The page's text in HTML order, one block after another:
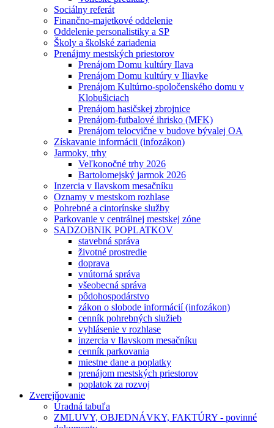
Sociálny referát
Finančno-majetkové oddelenie
Oddelenie personalistiky a SP
Školy a školské zariadenia
Prenájmy mestských priestorov
Prenájom Domu kultúry Ilava
Prenájom Domu kultúry v Iliavke
Prenájom Kultúrno-spoločenského domu v
Klobušiciach
Prenájom hasičskej zbrojnice
Prenájom-futbalové ihrisko (MFK)
Prenájom telocvične v budove bývalej OA
Získavanie informácii (infozákon)
Jarmoky, trhy
Veľkonočné trhy 2026
Bartolomejský jarmok 2026
Inzercia v Ilavskom mesačníku
Oznamy v mestskom rozhlase
Pohrebné a cintorínske služby
Parkovanie v centrálnej mestskej zóne
SADZOBNIK POPLATKOV
stavebná správa
životné prostredie
doprava
vnútorná správa
všeobecná správa
pôdohospodárstvo
zákon o slobode informácií (infozákon)
cenník pohrebných služieb
vyhlásenie v rozhlase
inzercia v Ilavskom mesačníku
cenník parkovania
miestne dane a poplatky
prenájom mestských priestorov
poplatok za rozvoj
Zverejňovanie
Úradná tabuľa
ZMLUVY, OBJEDNÁVKY, FAKTÚRY - povinné